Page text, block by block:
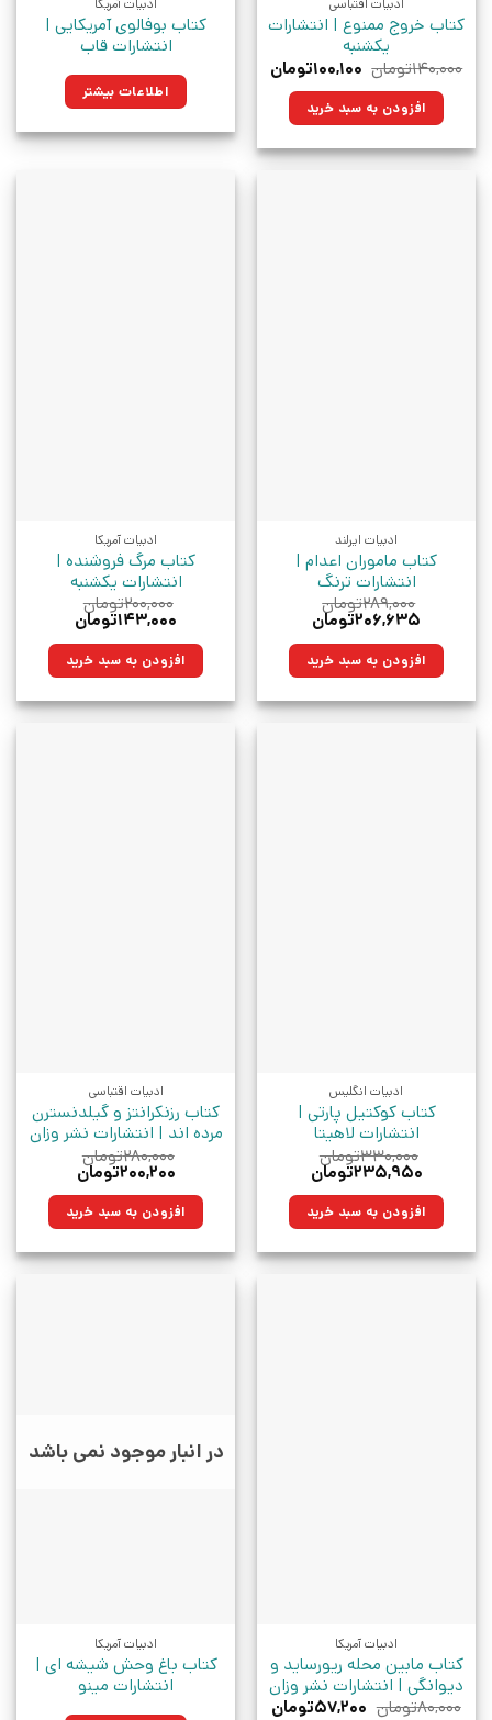
ادبیات اقتباسی
کتاب خروج ممنوع | انتشارات
یکشنبه
۱۴۰,۰۰۰تومان قیمت
۱۴۰,۰۰۰تومان
بود.
۱۰۰,۱۰۰تومان
افزودن به سبد خرید
ادبیات آمریکا
کتاب بوفالوی آمریکایی |
انتشارات قاب
اطلاعات بیشتر
ادبیات ایرلند
کتاب ماموران اعدام |
انتشارات ترنگ
۲۸۹,۰۰۰تومان
قیمت
۲۸۹,۰۰۰تومان
بود.
۲۰۶,۶۳۵تومان
۲۰۶,۶۳۵تومان.افزودن به سبد خرید
ادبیات آمریکا
کتاب مرگ‌ فروشنده |
انتشارات یکشنبه
۲۰۰,۰۰۰تومان
قیمت
۲۰۰,۰۰۰تومان
بود.
۱۴۳,۰۰۰تومان
۱۴۳,۰۰۰تومان.افزودن به سبد خرید
ادبیات انگلیس
کتاب کوکتیل پارتی |
انتشارات لاهیتا
۳۳۰,۰۰۰تومان
قیمت
۳۳۰,۰۰۰تومان
بود.
۲۳۵,۹۵۰تومان
۲۳۵,۹۵۰تومان.افزودن به سبد خرید
ادبیات اقتباسی
کتاب رزنکرانتز و گیلدنسترن
مرده اند | انتشارات نشر وزان
۲۸۰,۰۰۰تومان
قیمت
۲۸۰,۰۰۰تومان
بود.
۲۰۰,۲۰۰تومان
۲۰۰,۲۰۰تومان.افزودن به سبد خرید
ادبیات آمریکا
کتاب مابین محله ریورساید و
دیوانگی | انتشارات نشر وزان
۸۰,۰۰۰تومان قیمت
۵۷,۲۰۰تومانقیمت
در انبار موجود نمی باشد
ادبیات آمریکا
کتاب باغ وحش شیشه ای |
انتشارات مینو